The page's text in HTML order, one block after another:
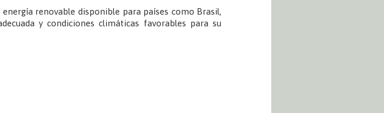
renovable disponible para países como Brasil,
y condiciones climáticas favorables para su